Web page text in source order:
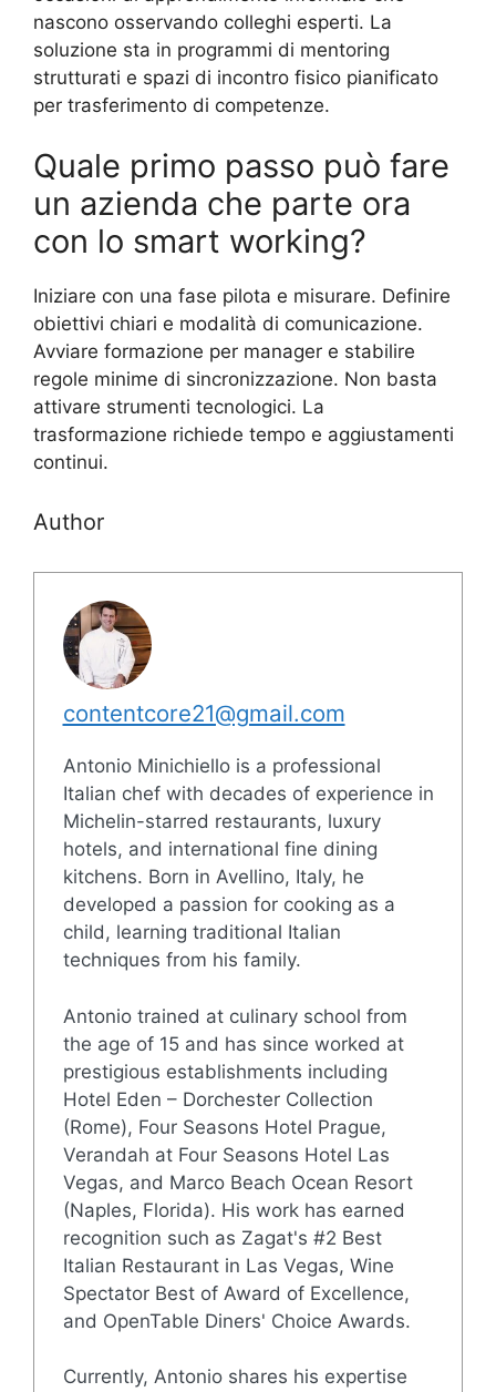
nascono osservando colleghi esperti. La
soluzione sta in programmi di mentoring
strutturati e spazi di incontro fisico pianificato
per trasferimento di competenze.
Quale primo passo può fare
un azienda che parte ora
con lo smart working?
Iniziare con una fase pilota e misurare. Definire
obiettivi chiari e modalità di comunicazione.
Avviare formazione per manager e stabilire
regole minime di sincronizzazione. Non basta
attivare strumenti tecnologici. La
trasformazione richiede tempo e aggiustamenti
continui.
Author
contentcore21@gmail.com
Antonio Minichiello is a professional
Italian chef with decades of experience in
Michelin-starred restaurants, luxury
hotels, and international fine dining
kitchens. Born in Avellino, Italy, he
developed a passion for cooking as a
child, learning traditional Italian
techniques from his family.
Antonio trained at culinary school from
the age of 15 and has since worked at
prestigious establishments including
Hotel Eden – Dorchester Collection
(Rome), Four Seasons Hotel Prague,
Verandah at Four Seasons Hotel Las
Vegas, and Marco Beach Ocean Resort
(Naples, Florida). His work has earned
recognition such as Zagat's #2 Best
Italian Restaurant in Las Vegas, Wine
Spectator Best of Award of Excellence,
and OpenTable Diners' Choice Awards.
Currently, Antonio shares his expertise